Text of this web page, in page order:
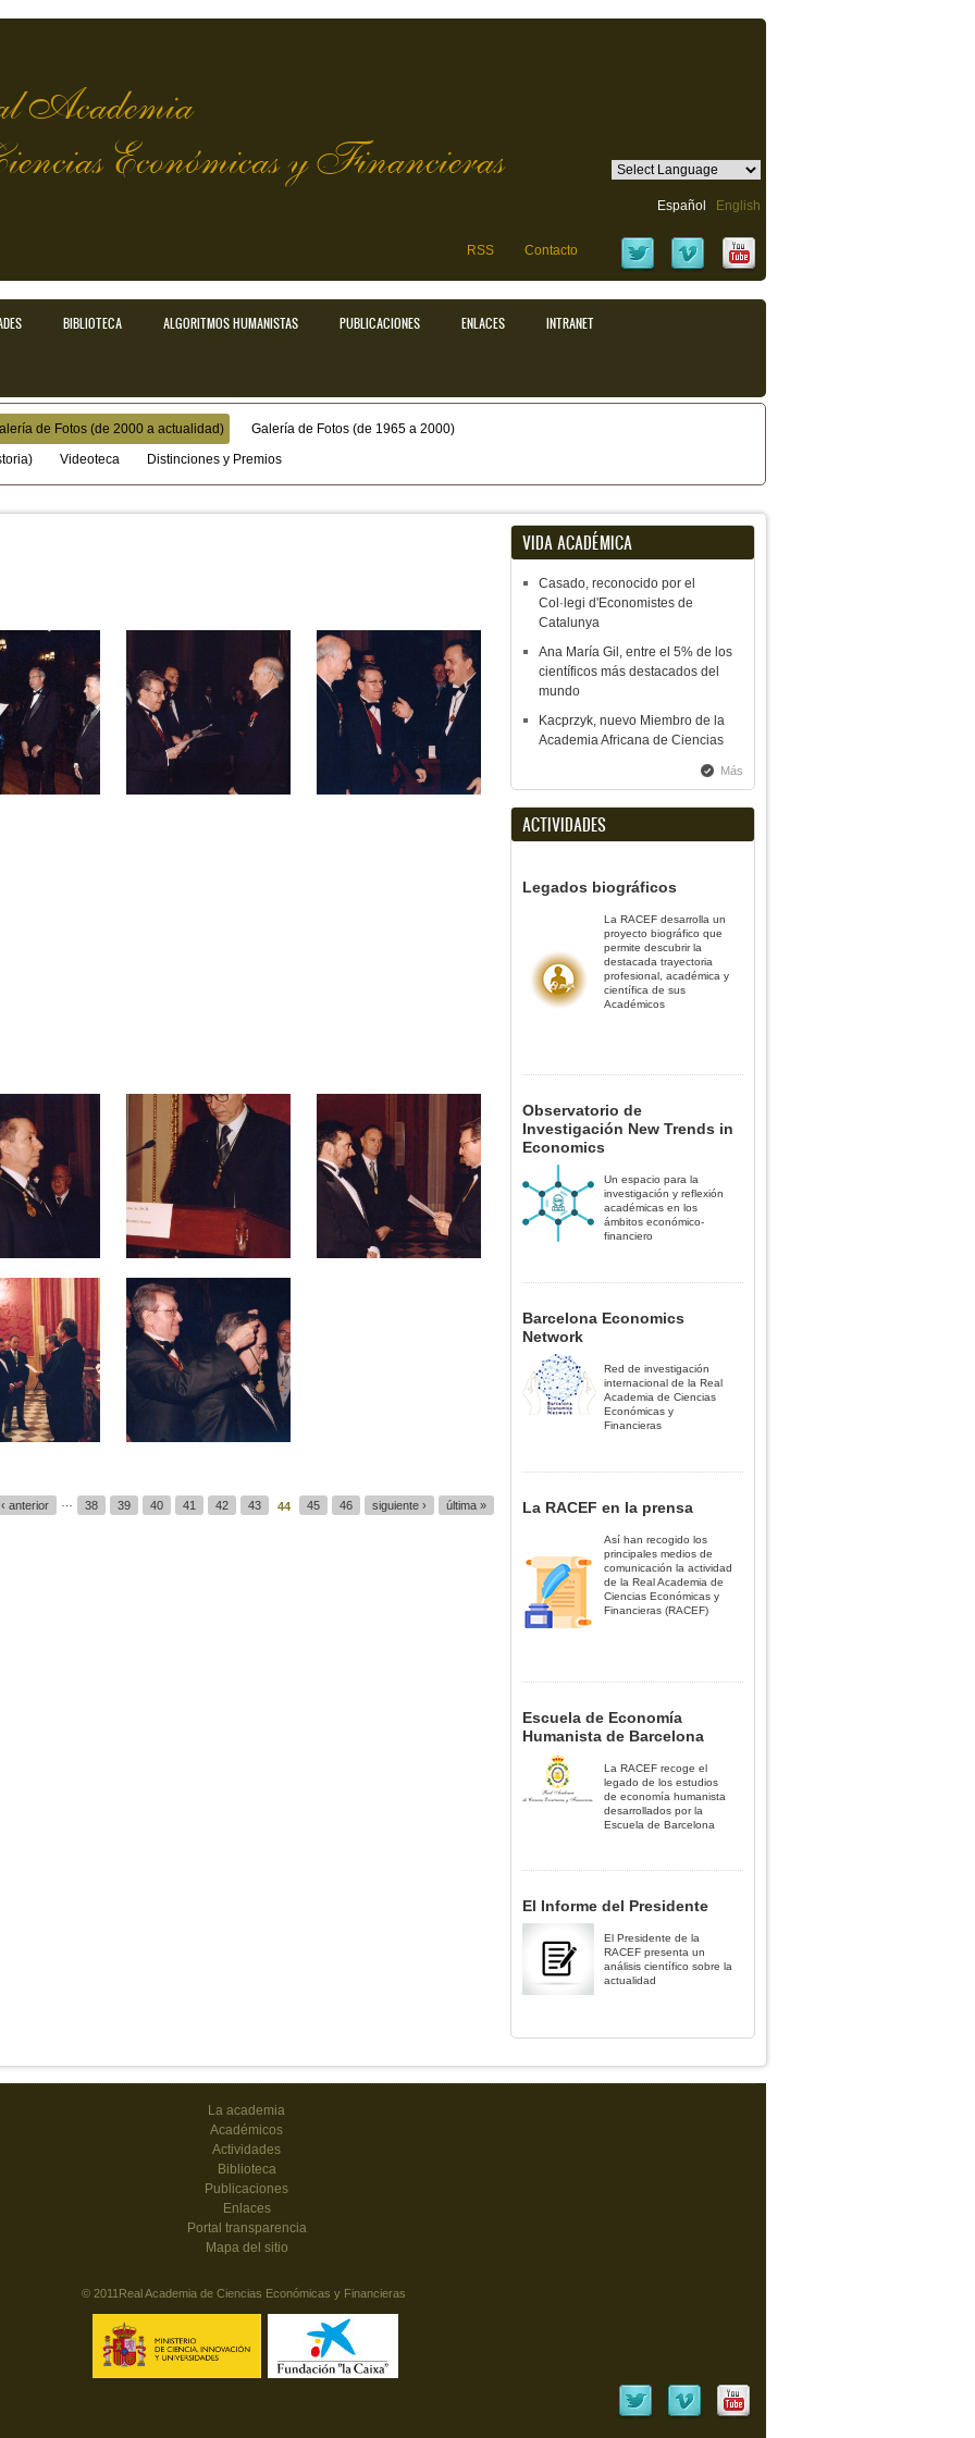
Academia
Económicas y Financieras
Español English
RSS Contacto
BIBLIOTECA ALGORITMOS HUMANISTAS PUBLICACIONES ENLACES INTRANET
de Fotos (de 2000 a actualidad)
Galería de Fotos (de 1965 a 2000)
Videoteca Distinciones y Premios
‹ anterior 38 39 40 41 42 43 44 45 46 siguiente › última »
VIDA ACADÉMICA
Casado, reconocido por el
Col·legi d'Economistes de
Catalunya
Ana María Gil, entre el 5% de los
científicos más destacados del
mundo
Kacprzyk, nuevo Miembro de la
Academia Africana de Ciencias
Más
ACTIVIDADES
Legados biográficos
La RACEF desarrolla un
proyecto biográfico que
permite descubrir la
destacada trayectoria
profesional, académica y
científica de sus
Académicos
Observatorio de
Investigación New Trends in
Economics
Un espacio para la
investigación y reflexión
académicas en los
ámbitos económico-
financiero
Barcelona Economics
Network
Red de investigación
internacional de la Real
Academia de Ciencias
Económicas y
Financieras
La RACEF en la prensa
Así han recogido los
principales medios de
comunicación la actividad
de la Real Academia de
Ciencias Económicas y
Financieras (RACEF)
Escuela de Economía
Humanista de Barcelona
La RACEF recoge el
legado de los estudios
de economía humanista
desarrollados por la
Escuela de Barcelona
El Informe del Presidente
El Presidente de la
RACEF presenta un
análisis científico sobre la
actualidad
La academia
Académicos
Actividades
Biblioteca
Publicaciones
Enlaces
Portal transparencia
Mapa del sitio
© 2011Real Academia de Ciencias Económicas y Financieras